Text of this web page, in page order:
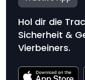
Hol dir die
Sicherheit &
Vierbeiners.